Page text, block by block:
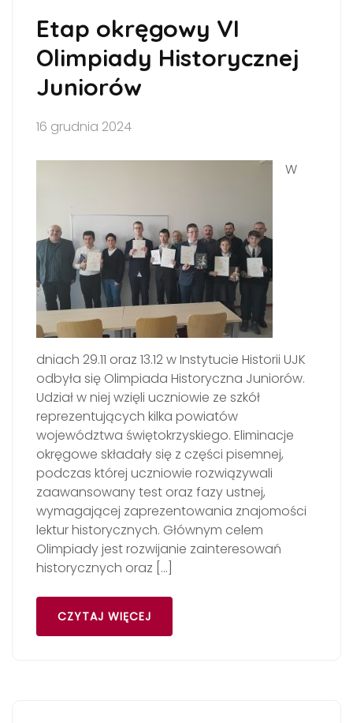
Etap okręgowy VI
Olimpiady Historycznej
Juniorów
16 grudnia 2024
W
dniach 29.11 oraz 13.12 w Instytucie Historii UJK
odbyła się Olimpiada Historyczna Juniorów.
Udział w niej wzięli uczniowie ze szkół
reprezentujących kilka powiatów
województwa świętokrzyskiego. Eliminacje
okręgowe składały się z części pisemnej,
podczas której uczniowie rozwiązywali
zaawansowany test oraz fazy ustnej,
wymagającej zaprezentowania znajomości
lektur historycznych. Głównym celem
Olimpiady jest rozwijanie zainteresowań
historycznych oraz […]
CZYTAJ WIĘCEJ